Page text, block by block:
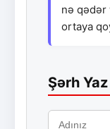
nə qədər
ortaya
Şərh Yaz